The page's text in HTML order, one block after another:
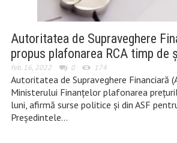
Autoritatea de Supraveghere
propus plafonarea RCA timp de
feb. 16, 2022 0 174
Autoritatea de Supraveghere Financiară
Ministerului Finanțelor plafonarea
luni, afirmă surse politice și din ASF
Președintele…